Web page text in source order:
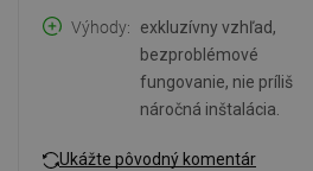
Výhody
exkluzívny vzhľad,
bezproblémové
fungovanie, nie príliš
náročná inštalácia.
Ukážte pôvodný komentár